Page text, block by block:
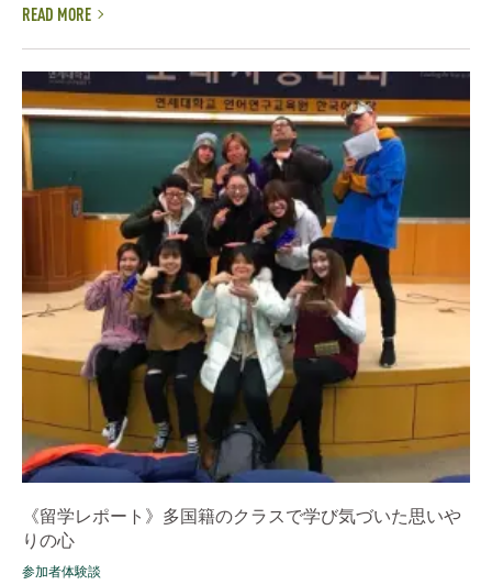
READ MORE
《留学レポート》多国籍のクラスで学び気づいた思いや
りの心
参加者体験談